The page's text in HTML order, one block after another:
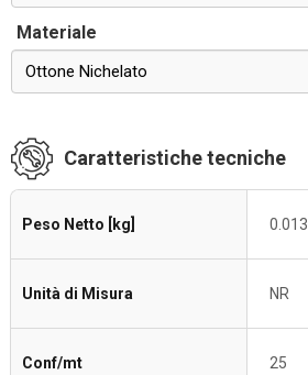
Materiale
Ottone Nichelato
Caratteristiche tecniche
Peso Netto [kg] 0.013
Unità di Misura NR
Conf/mt 25